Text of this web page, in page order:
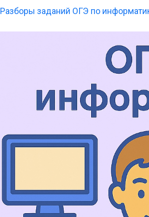
Разборы заданий ОГЭ по